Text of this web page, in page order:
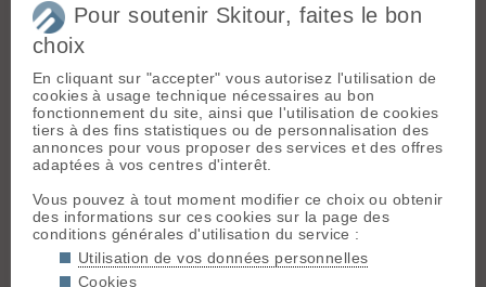
(Cerdagne - Capcir - Conflent)
Massif :Cerdagne -
Capcir - Conflent
Sommet :Puig
Pedros (2842 m)
Difficulté de
montée :
Difficulté ski :
E1
Départ :Col du Puymorens
(1915 m) - N320, par Porté-
Puymorens ( Pyrénées Orientales)
ou L'Hospitalet Près l'Andorre (
Ariège ) . La N320 est une bretelle
de la N20 avec déneigement non
prioritaire .
Accès en TC : Sur la ligne de bus au
départ de la gare de La tour de
Carol et desservant l' Andorre
Pour soutenir Skitour, faites le bon
choix
En cliquant sur "accepter" vous autorisez l'utilisation de
cookies à usage technique nécessaires au bon
fonctionnement du site, ainsi que l'utilisation de cookies
tiers à des fins statistiques ou de personnalisation des
annonces pour vous proposer des services et des offres
adaptées à vos centres d'interêt.
Vous pouvez à tout moment modifier ce choix ou obtenir
des informations sur ces cookies sur la page des
conditions générales d'utilisation du service :
Utilisation de vos données personnelles
Cookies